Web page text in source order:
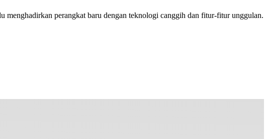
menghadirkan perangkat baru dengan teknologi canggih dan fitur-fitur unggulan.